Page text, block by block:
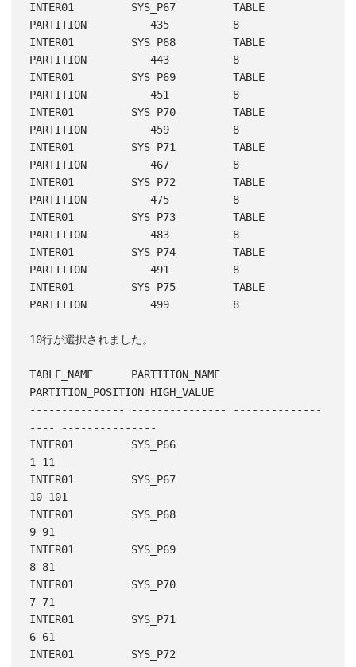
INTER01         SYS_P67         TABLE
PARTITION          435          8
INTER01         SYS_P68         TABLE
PARTITION          443          8
INTER01         SYS_P69         TABLE
PARTITION          451          8
INTER01         SYS_P70         TABLE
PARTITION          459          8
INTER01         SYS_P71         TABLE
PARTITION          467          8
INTER01         SYS_P72         TABLE
PARTITION          475          8
INTER01         SYS_P73         TABLE
PARTITION          483          8
INTER01         SYS_P74         TABLE
PARTITION          491          8
INTER01         SYS_P75         TABLE
PARTITION          499          8
10行が選択されました。
TABLE_NAME      PARTITION_NAME
PARTITION_POSITION HIGH_VALUE
--------------- --------------- --------------
---- ---------------
INTER01         SYS_P66
1 11
INTER01         SYS_P67
10 101
INTER01         SYS_P68
9 91
INTER01         SYS_P69
8 81
INTER01         SYS_P70
7 71
INTER01         SYS_P71
6 61
INTER01         SYS_P72